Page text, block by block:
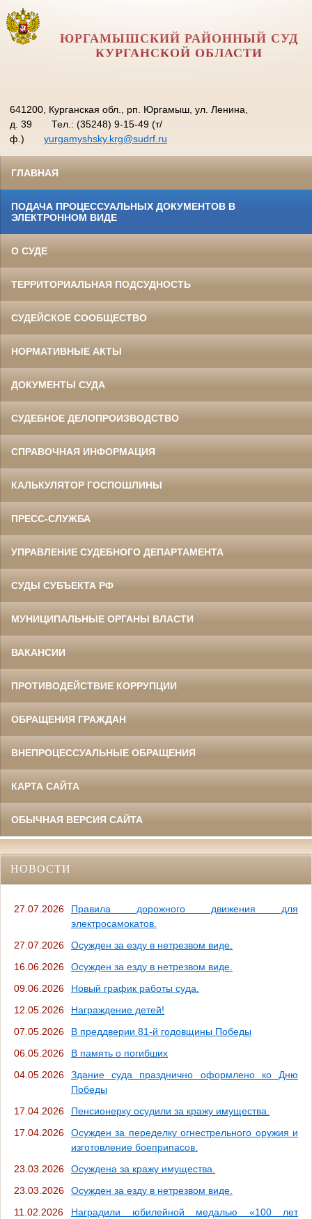
ЮРГАМЫШСКИЙ РАЙОННЫЙ СУД
КУРГАНСКОЙ ОБЛАСТИ
641200, Курганская обл., рп. Юргамыш, ул. Ленина,
д. 39
Тел.: (35248) 9-15-49 (т/
ф.)
yurgamyshsky.krg@sudrf.ru
ГЛАВНАЯ
ПОДАЧА ПРОЦЕССУАЛЬНЫХ ДОКУМЕНТОВ В
ЭЛЕКТРОННОМ ВИДЕ
О СУДЕ
ТЕРРИТОРИАЛЬНАЯ ПОДСУДНОСТЬ
СУДЕЙСКОЕ СООБЩЕСТВО
НОРМАТИВНЫЕ АКТЫ
ДОКУМЕНТЫ СУДА
СУДЕБНОЕ ДЕЛОПРОИЗВОДСТВО
СПРАВОЧНАЯ ИНФОРМАЦИЯ
КАЛЬКУЛЯТОР ГОСПОШЛИНЫ
ПРЕСС-СЛУЖБА
УПРАВЛЕНИЕ СУДЕБНОГО ДЕПАРТАМЕНТА
СУДЫ СУБЪЕКТА РФ
МУНИЦИПАЛЬНЫЕ ОРГАНЫ ВЛАСТИ
ВАКАНСИИ
ПРОТИВОДЕЙСТВИЕ КОРРУПЦИИ
ОБРАЩЕНИЯ ГРАЖДАН
ВНЕПРОЦЕССУАЛЬНЫЕ ОБРАЩЕНИЯ
КАРТА САЙТА
ОБЫЧНАЯ ВЕРСИЯ САЙТА
НОВОСТИ
27.07.2026
Правила дорожного движения для
электросамокатов.
27.07.2026
Осужден за езду в нетрезвом виде.
16.06.2026
Осужден за езду в нетрезвом виде.
09.06.2026
Новый график работы суда.
12.05.2026
Награждение детей!
07.05.2026
В преддверии 81-й годовщины Победы
06.05.2026
В память о погибших
04.05.2026
Здание суда празднично оформлено ко Дню
Победы
17.04.2026
Пенсионерку осудили за кражу имущества.
17.04.2026
Осужден за переделку огнестрельного оружия и
изготовление боеприпасов.
23.03.2026
Осуждена за кражу имущества.
23.03.2026
Осужден за езду в нетрезвом виде.
11.02.2026
Наградили юбилейной медалью «100 лет